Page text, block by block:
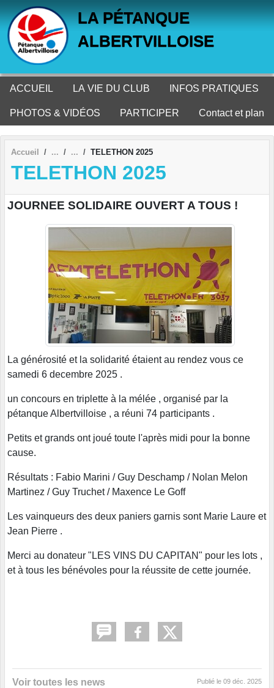
LA PÉTANQUE
ALBERTVILLOISE
ACCUEIL LA VIE DU CLUB INFOS PRATIQUES
PHOTOS & VIDÉOS PARTICIPER Contact et plan
Accueil TELETHON 2025
TELETHON 2025
JOURNEE SOLIDAIRE OUVERT A TOUS !
La générosité et la solidarité étaient au rendez vous ce
samedi 6 decembre 2025 .
un concours en triplette à la mélée , organisé par la
pétanque Albertvilloise , a réuni 74 participants .
Petits et grands ont joué toute l'après midi pour la bonne
cause.
Résultats : Fabio Marini / Guy Deschamp / Nolan Melon
Martinez / Guy Truchet / Maxence Le Goff
Les vainqueurs des deux paniers garnis sont Marie Laure et
Jean Pierre .
Merci au donateur "LES VINS DU CAPITAN" pour les lots ,
et à tous les bénévoles pour la réussite de cette journée.
Voir toutes les news Publié le 09 déc. 2025
Panneau de gestion des cookies